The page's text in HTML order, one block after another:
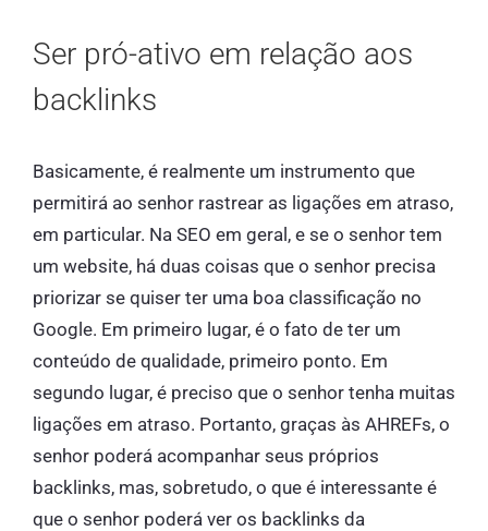
Ser pró-ativo em relação aos
backlinks
Basicamente, é realmente um instrumento que
permitirá ao senhor rastrear as ligações em atraso,
em particular. Na SEO em geral, e se o senhor tem
um website, há duas coisas que o senhor precisa
priorizar se quiser ter uma boa classificação no
Google. Em primeiro lugar, é o fato de ter um
conteúdo de qualidade, primeiro ponto. Em
segundo lugar, é preciso que o senhor tenha muitas
ligações em atraso. Portanto, graças às AHREFs, o
senhor poderá acompanhar seus próprios
backlinks, mas, sobretudo, o que é interessante é
que o senhor poderá ver os backlinks da